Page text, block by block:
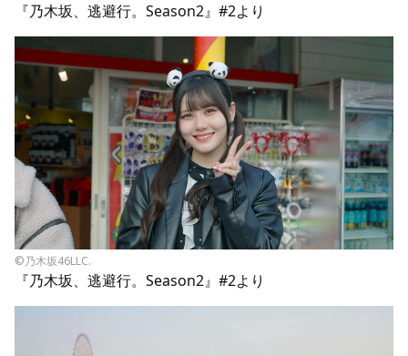
『乃木坂、逃避行。Season2』#2より
©乃木坂46LLC.
『乃木坂、逃避行。Season2』#2より